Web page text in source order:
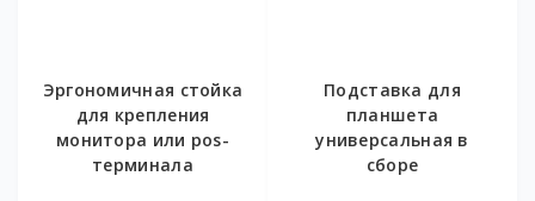
Эргономичная стойка
для крепления
монитора или pos-
терминала
Подставка для
планшета
универсальная в
сборе